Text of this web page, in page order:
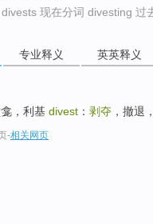
现在分词 divesting 过
专业释义 英英释义
龛，利基 divest ： 剥夺 ，撤退
-相关网页